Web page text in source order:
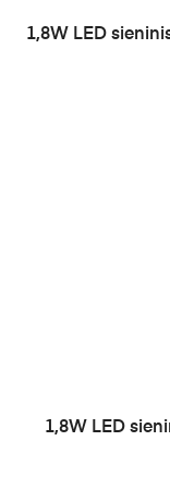
1,8W LED
1,8W LED